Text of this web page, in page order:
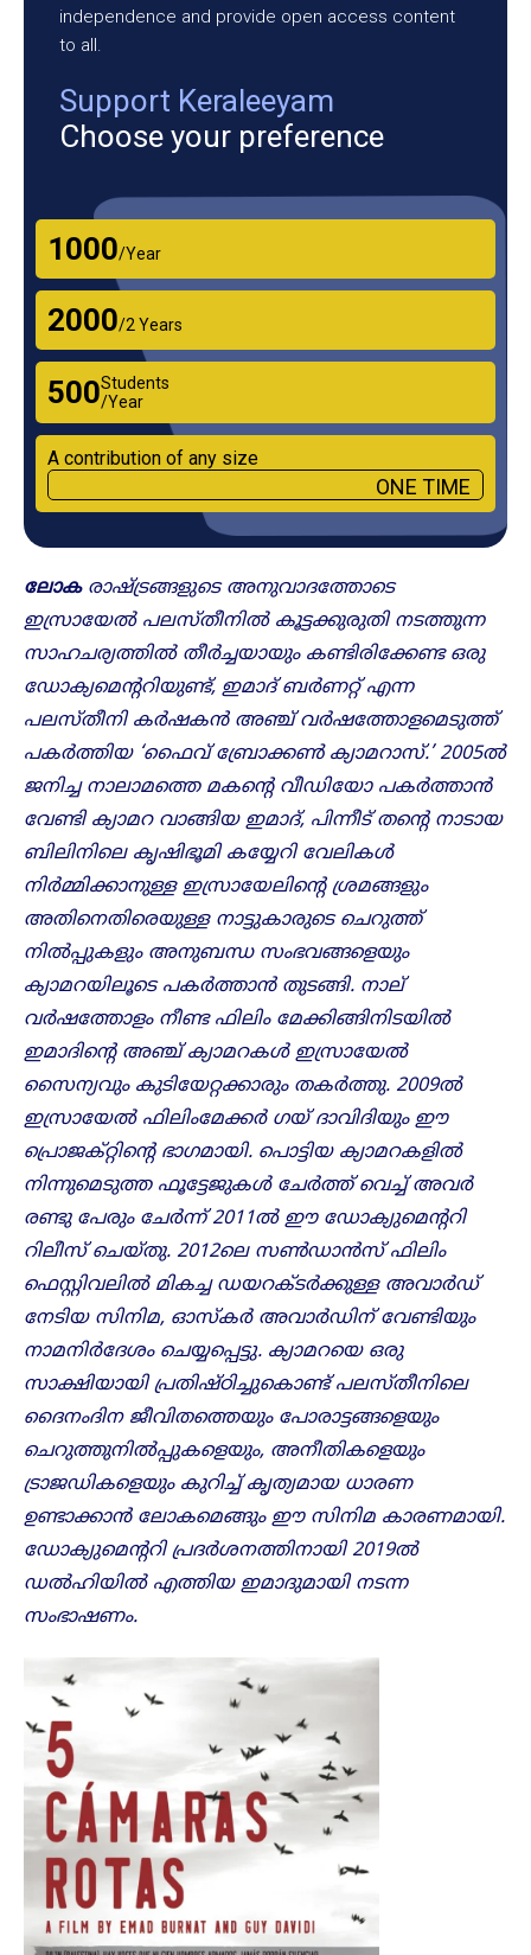
independence and provide open access content
to all.
Support Keraleeyam
Choose your preference
₹1000/Year
₹2000/2 Years
₹500Students
/Year
A contribution of any size
ONE TIME
ലോകരാഷ്ട്രങ്ങളുടെ അനുവാദത്തോടെ
ഇസ്രായേൽ പലസ്തീനിൽ കൂട്ടക്കുരുതി നടത്തുന്ന
സാഹചര്യത്തിൽ തീർച്ചയായും കണ്ടിരിക്കേണ്ട ഒരു
ഡോക്യമെൻ്ററിയുണ്ട്, ഇമാദ് ബർണറ്റ് എന്ന
പലസ്തീനി കർഷകൻ അഞ്ച് വർഷത്തോളമെടുത്ത്
പകർത്തിയ ‘ഫൈവ് ബ്രോക്കൺ ക്യാമറാസ്.’ 2005ൽ
ജനിച്ച നാലാമത്തെ മകൻ്റെ വീഡിയോ പകർത്താൻ
വേണ്ടി ക്യാമറ വാങ്ങിയ ഇമാദ്, പിന്നീട് തൻ്റെ നാടായ
ബിലിനിലെ കൃഷിഭൂമി കയ്യേറി വേലികൾ
നിർമ്മിക്കാനുള്ള ഇസ്രായേലിൻ്റെ ശ്രമങ്ങളും
അതിനെതിരെയുള്ള നാട്ടുകാരുടെ ചെറുത്ത്
നിൽപ്പുകളും അനുബന്ധ സംഭവങ്ങളെയും
ക്യാമറയിലൂടെ പകർത്താൻ തുടങ്ങി. നാല‌്
വർഷത്തോളം നീണ്ട ഫിലിം മേക്കിങ്ങിനിടയിൽ
ഇമാദിൻ്റെ അഞ്ച് ക്യാമറകൾ ഇസ്രായേൽ
സൈന്യവും കുടിയേറ്റക്കാരും തകർത്തു. 2009ൽ
ഇസ്രായേൽ ഫിലിംമേക്കർ ഗയ് ദാവിദിയും ഈ
പ്രൊജക്റ്റിന്റെ ഭാഗമായി. പൊട്ടിയ ക്യാമറകളിൽ
നിന്നുമെടുത്ത ഫൂട്ടേജുകൾ ചേർത്ത് വെച്ച് അവർ
രണ്ടു പേരും ചേർന്ന് 2011ൽ ഈ ഡോക്യുമെൻ്ററി
റിലീസ് ചെയ്തു. 2012ലെ സൺഡാൻസ് ഫിലിം
ഫെസ്റ്റിവലിൽ മികച്ച ഡയറക്ടർക്കുള്ള അവാർഡ്
നേടിയ സിനിമ, ഓസ്കർ അവാർഡിന് വേണ്ടിയും
നാമനിർദേശം ചെയ്യപ്പെട്ടു. ക്യാമറയെ ഒരു
സാക്ഷിയായി പ്രതിഷ്ഠിച്ചുകൊണ്ട് പലസ്തീനിലെ
ദൈനംദിന ജീവിതത്തെയും പോരാട്ടങ്ങളെയും
ചെറുത്തുനിൽപ്പുകളെയും, അനീതികളെയും
ട്രാജഡികളെയും കുറിച്ച് കൃത്യമായ ധാരണ
ഉണ്ടാക്കാൻ ലോകമെങ്ങും ഈ സിനിമ കാരണമായി.
ഡോക്യുമെന്ററി പ്രദർശനത്തിനായി 2019ൽ
ഡൽഹിയിൽ എത്തിയ ഇമാദുമായി നടന്ന
സംഭാഷണം.